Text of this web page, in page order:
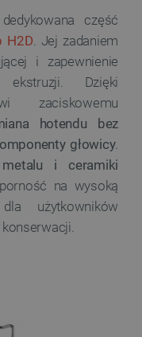
część
H2D. Jej zadaniem
i zapewnienie
Dzięki
zaciskowemu
hotendu bez
głowicy.
i ceramiki
na wysoką
użytkowników